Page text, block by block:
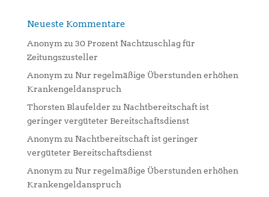
Neueste Kommentare
Anonym zu 30 Prozent Nachtzuschlag für
Zeitungszusteller
Anonym zu Nur regelmäßige Überstunden erhöhen
Krankengeldanspruch
Thorsten Blaufelder zu Nachtbereitschaft ist
geringer vergüteter Bereitschaftsdienst
Anonym zu Nachtbereitschaft ist geringer
vergüteter Bereitschaftsdienst
Anonym zu Nur regelmäßige Überstunden erhöhen
Krankengeldanspruch